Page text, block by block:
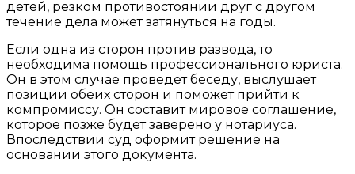
детей, резком противостоянии друг с другом
течение дела может затянуться на годы.
Если одна из сторон против развода, то
необходима помощь профессионального юриста.
Он в этом случае проведет беседу, выслушает
позиции обеих сторон и поможет прийти к
компромиссу. Он составит мировое соглашение,
которое позже будет заверено у нотариуса.
Впоследствии суд оформит решение на
основании этого документа.